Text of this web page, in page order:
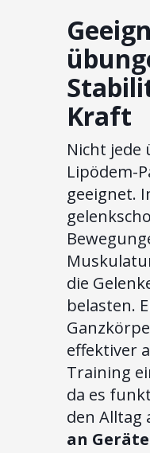
Kraft
Nicht
Lipödem-
geeignet.
die
belasten.
effektiver
Training
da es
den Alltag
an